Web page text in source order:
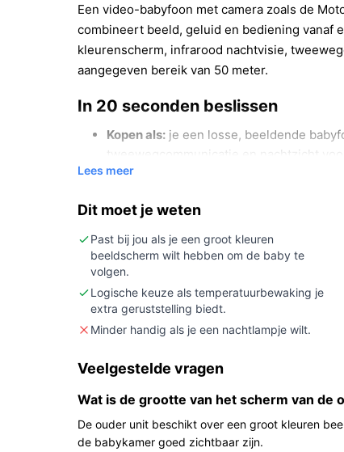
Een video-babyfoon met camera zoals de
combineert beeld, geluid en bediening vanaf
kleurenscherm, infrarood nachtvisie,
aangegeven bereik van 50 meter.
In 20 seconden beslissen
Kopen als: je een losse, beeldende
tweewegcommunicatie en nachtzicht
meter.
50 meter van de babykamer bent.
Belangrijkste check:controleer in de
extra camera’s of ouderunits
gebruikt.
Wat je in de praktijk merkt
beelden beschikbaar als het donker wordt.
of te horen is. Temperatuurweergave toont
De set wordt geleverd met twee adapters en
Lees meer
Dit moet je weten
Past bij jou als je een groot kleuren
beeldscherm wilt hebben om de baby te
volgen.
Logische keuze als temperatuurbewaking je
extra geruststelling biedt.
Minder handig als je een nachtlampje wilt.
Veelgestelde vragen
Wat is de grootte van het scherm van de
De ouder unit beschikt over een groot kleuren
de babykamer goed zichtbaar zijn.